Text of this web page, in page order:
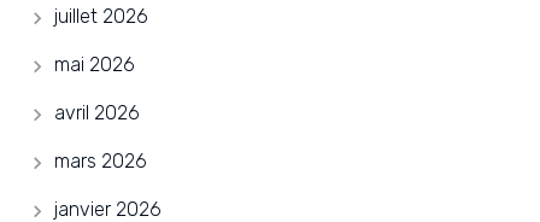
juillet 2026
mai 2026
avril 2026
mars 2026
janvier 2026